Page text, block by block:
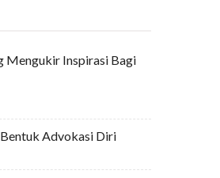
Mengukir Inspirasi Bagi
Advokasi Diri